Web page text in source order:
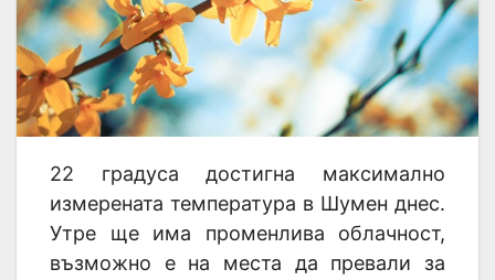
22 градуса достигна максимално
измерената температура в Шумен днес.
Утре ще има променлива облачност,
възможно е на места да превали за